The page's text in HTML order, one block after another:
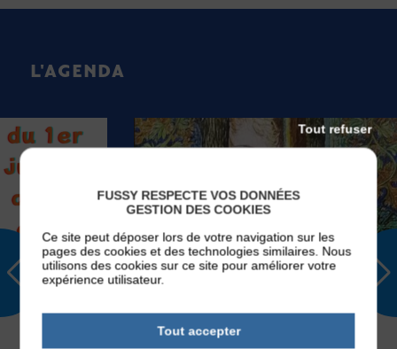
L'AGENDA
EVÉNEMENTS
Mardi 01 Sep 2026
Sep 2026
FUSSY RESPECTE VOS DONNÉES
GESTION DES COOKIES
Ce site peut déposer lors de votre navigation sur les
pages des cookies et des technologies similaires. Nous
utilisons des cookies sur ce site pour améliorer votre
expérience utilisateur.
Tout accepter
Tout refuser